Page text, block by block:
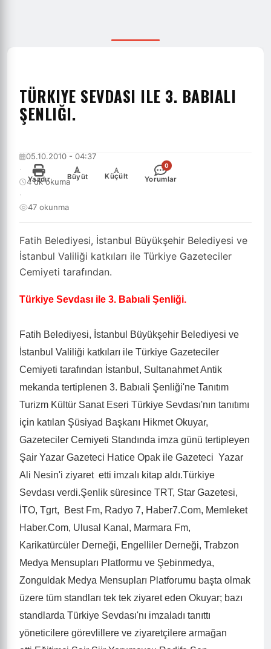
TÜRKIYE SEVDASI ILE 3. BABIALI
ŞENLIĞI.
Fatih Belediyesi, İstanbul Büyükşehir Belediyesi ve
İstanbul Valiliği katkıları ile Türkiye Gazeteciler
Cemiyeti tarafından.
05.10.2010 - 04:37
4 dk okuma
·
47 okunma
Yazdır Yorumlar
İstanbul Valiliği katkıları ile Türkiye Gazeteciler